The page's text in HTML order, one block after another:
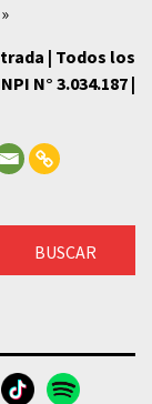
»
| Todos los
N° 3.034.187 |